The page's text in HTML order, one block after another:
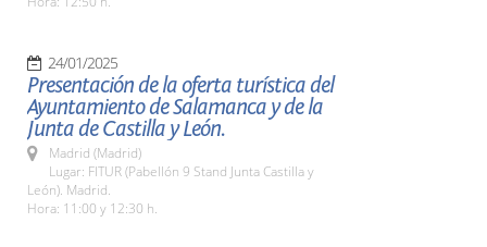
24/01/2025
Presentación de la oferta turística del
Ayuntamiento de Salamanca y de la
Junta de Castilla y León.
Madrid (Madrid)
Lugar: FITUR (Pabellón 9 Stand Junta Castilla y
León). Madrid.
Hora: 11:00 y 12:30 h.